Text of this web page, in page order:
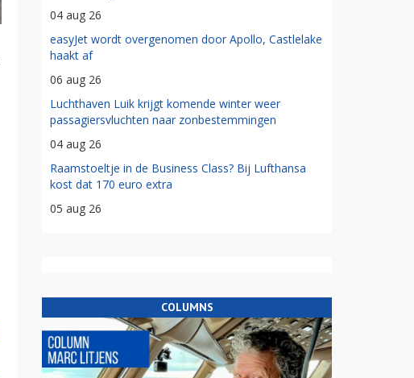
04 aug 26
easyJet wordt overgenomen door Apollo, Castlelake
haakt af
06 aug 26
Luchthaven Luik krijgt komende winter weer
passagiersvluchten naar zonbestemmingen
04 aug 26
Raamstoeltje in de Business Class? Bij Lufthansa
kost dat 170 euro extra
05 aug 26
COLUMNS